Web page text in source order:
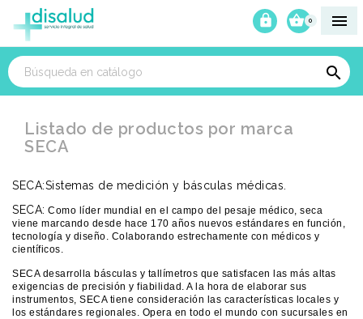

0



Listado de productos por marca
SECA
SECA:Sistemas de medición y básculas médicas.
SECA: Como líder mundial en el campo del pesaje médico, seca
viene marcando desde hace 170 años nuevos estándares en función,
tecnología y diseño. Colaborando estrechamente con médicos y
científicos.
SECA desarrolla básculas y tallímetros que satisfacen las más altas
exigencias de precisión y fiabilidad. A la hora de elaborar sus
instrumentos, SECA tiene consideración las características locales y
los estándares regionales. Opera en todo el mundo con sucursales en